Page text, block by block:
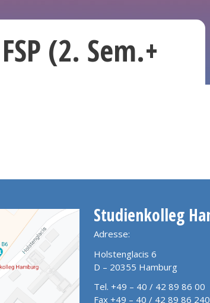
(2. Sem.+
Studienkolleg
Adresse:
Holstenglacis 6
D – 20355 Hamburg
Tel. +49 – 40 / 42 89 86 00
Fax +49 – 40 / 42 89 86 240